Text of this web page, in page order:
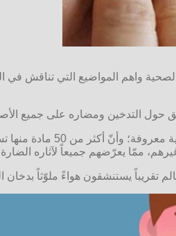
واهم المواضيع التي تناقش
حول التدخين ومضاره على جميع
يحتوي دخان
ممّا يعرّضهم جميعاً لآثاره
ملوّثاً بدخان التبغ. والملاحظ أيضاً، فيما يخص أكثر من